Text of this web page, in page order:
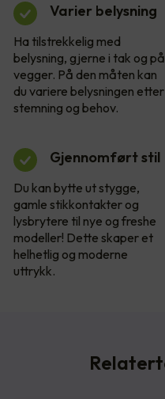
Varier belysning
Ha tilstrekkelig med
belysning, gjerne i tak og på
vegger. På den måten kan
du variere belysningen etter
stemning og behov.
Gjennomført stil
Du kan bytte ut stygge,
gamle stikkontakter og
lysbrytere til nye og freshe
modeller! Dette skaper et
helhetlig og moderne
uttrykk.